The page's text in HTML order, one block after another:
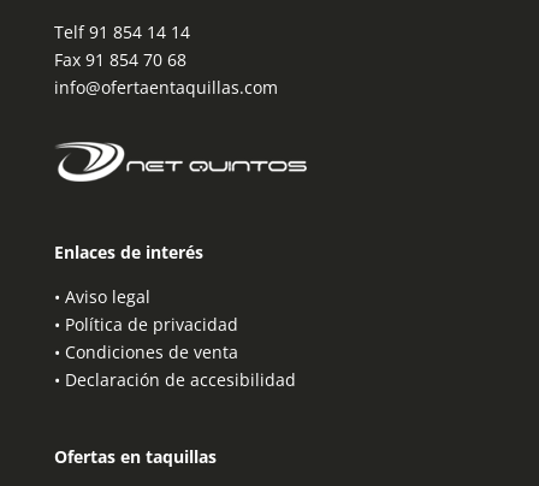
Telf91 854 14 14
Fax 91 854 70 68
info@ofertaentaquillas.com
Enlaces de interés
• Aviso legal
• Política de privacidad
• Condiciones de venta
• Declaración de accesibilidad
Ofertas en taquillas